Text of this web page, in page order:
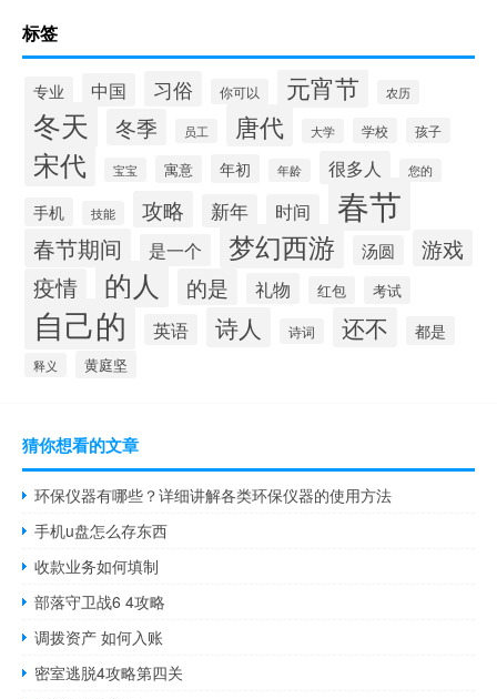
标签
专业 中国 习俗 你可以 元宵节 农历
冬天 冬季 员工 唐代 大学 学校 孩子
宋代 宝宝 寓意 年初 年龄 很多人 您的
手机 技能 攻略 新年 时间 春节
春节期间 是一个 梦幻西游 汤圆 游戏
疫情 的人 的是 礼物 红包 考试
自己的 英语 诗人 诗词 还不 都是
释义 黄庭坚
猜你想看的文章
环保仪器有哪些？详细讲解各类环保仪器的使用方法
手机u盘怎么存东西
收款业务如何填制
部落守卫战6 4攻略
调拨资产 如何入账
密室逃脱4攻略第四关